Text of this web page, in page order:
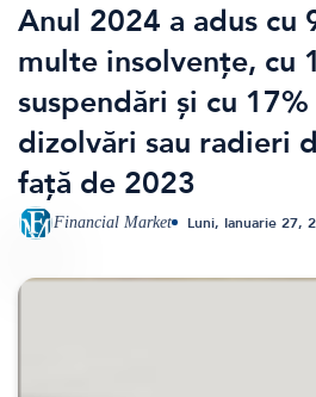
International
BVB Recap
Bursa
Acțiunea Zilei
Brokeri
Artificial Intelligence
Anul 2024 a adus cu
multe insolvențe, cu
suspendări și cu
dizolvări sau radieri
față de 2023
Financial Market Luni, Ianuarie 27,